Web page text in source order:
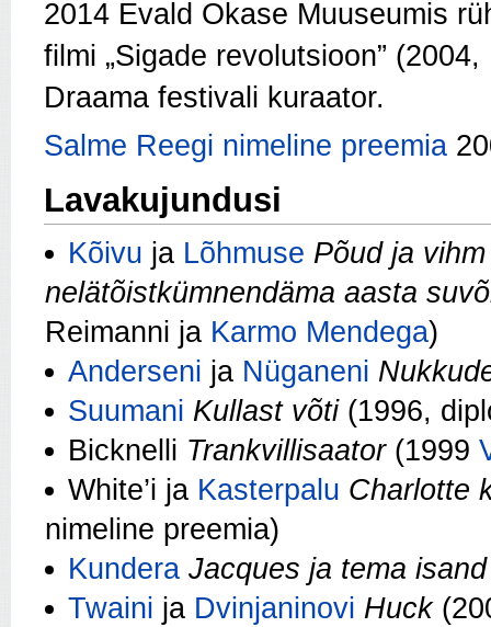
2014 Evald Okase Muuseumis
filmi „Sigade revolutsioon”
Draama festivali kuraator.
Salme Reegi nimeline preemia
Lavakujundusi
Kõivu ja Lõhmuse Põud ja
nelätõistkümnendäma aasta
Reimanni ja Karmo Mendega)
Anderseni ja Nüganeni
Suumani Kullast võti(1996,
Bicknelli Trankvillisaator (1999
White’i ja Kasterpalu Charlotte
nimeline preemia)
Kundera Jacques ja tema
Twaini ja Dvinjaninovi Huck